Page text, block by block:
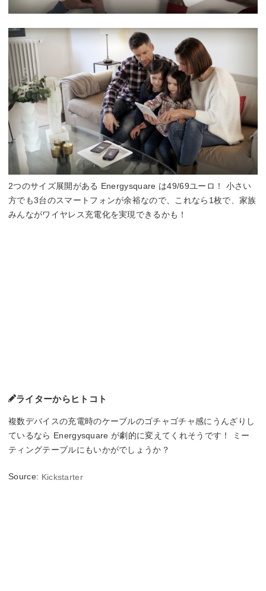
2つのサイズ展開がある Energysquare は49/69ユーロ！ 小さい
方でも3台のスマートフォンが余裕なので、これなら1枚で、家族
みんながワイヤレス充電化を実現できるかも！
ライターからヒトコト
複数デバイスの充電時のケーブルのゴチャゴチャ感にうんざりし
ているなら Energysquare が劇的に変えてくれそうです！ ミー
ティングテーブルにもいかがでしょうか？
Source: Kickstarter